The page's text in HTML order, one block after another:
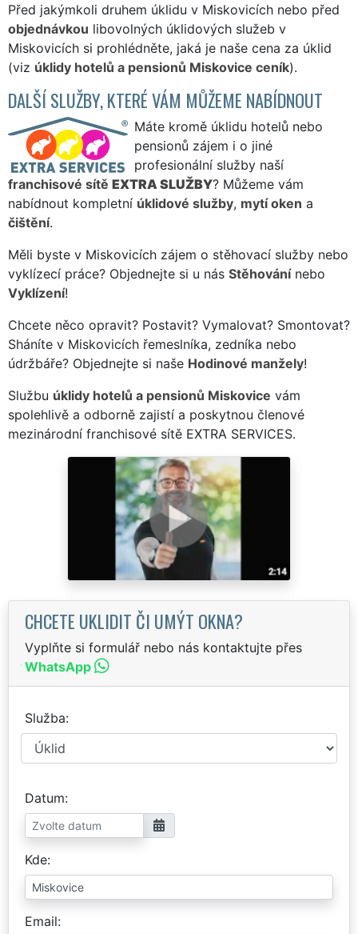
Před jakýmkoli druhem úklidu v Miskovicích nebo před
objednávkou libovolných úklidových služeb v
Miskovicích si prohlédněte, jaká je naše cena za úklid
(viz úklidy hotelů a pensionů Miskovice ceník).
DALŠÍ SLUŽBY, KTERÉ VÁM MŮŽEME NABÍDNOUT
Máte kromě úklidu hotelů nebo
pensionů zájem i o jiné
profesionální služby naší
franchisové sítě EXTRA SLUŽBY? Můžeme vám
nabídnout kompletní úklidové služby, mytí oken a
čištění.
Měli byste v Miskovicích zájem o stěhovací služby nebo
vyklízecí práce? Objednejte si u nás Stěhovánínebo
Vyklízení!
Chcete něco opravit? Postavit? Vymalovat? Smontovat?
Sháníte v Miskovicích řemeslníka, zedníka nebo
údržbáře? Objednejte si naše Hodinové manžely!
Službu úklidy hotelů a pensionů Miskovice vám
spolehlivě a odborně zajistí a poskytnou členové
mezinárodní franchisové sítě EXTRA SERVICES.
CHCETE UKLIDIT ČI UMÝT OKNA?
Vyplňte si formulář nebo nás kontaktujte přes
WhatsApp
Služba
Datum
Kde
Email